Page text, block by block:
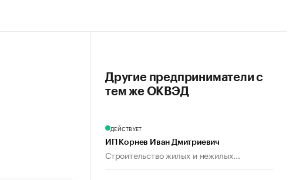
Другие предприниматели с
тем же ОКВЭД
ДЕЙСТВУЕТ
ИП Корнев Иван Дмитриевич
Строительство жилых и нежилых...